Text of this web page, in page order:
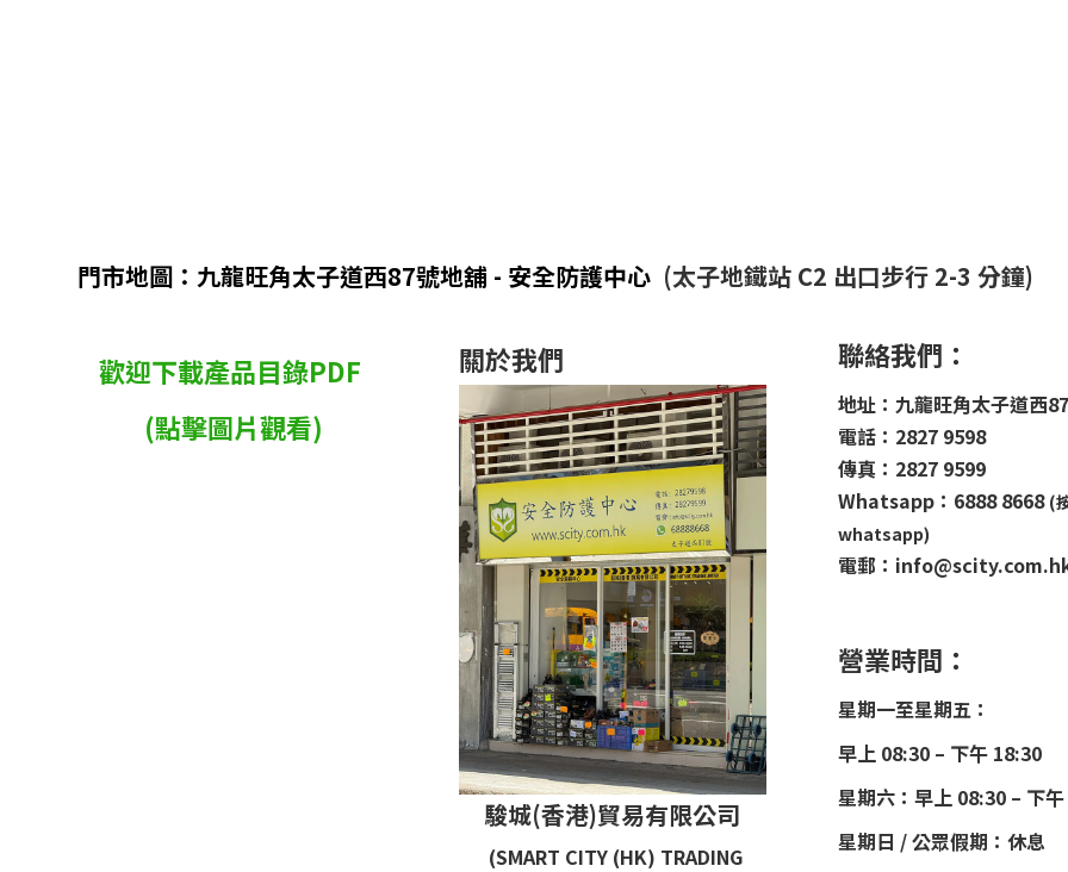
門市地圖：九龍旺角太子道西87號地舖 - 安全防護中心 (太子地鐵站 C2 出口步行 2-3 分鐘)
歡迎下載產品目錄PDF
(點擊圖片觀看)
關於我們
駿城(香港)貿易有限公司
(SMART CITY (HK) TRADING
聯絡我們：
地址：九龍旺角太子道西
電話：2827 9598
傳真：2827 9599
Whatsapp：6888 8668 (
whatsapp)
電郵：
營業時間：
星期一至星期五：
早上 08:30 – 下午 18:30
星期六：早上 08:30 – 下
星期日 / 公眾假期：休息